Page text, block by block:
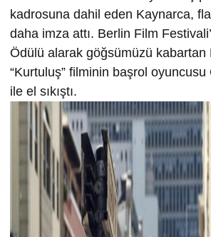
kadrosuna dahil eden Kaynarca,
daha imza attı. Berlin Film
Ödülü alarak göğsümüzü kabartan
“Kurtuluş” filminin başrol
ile el sıkıştı.